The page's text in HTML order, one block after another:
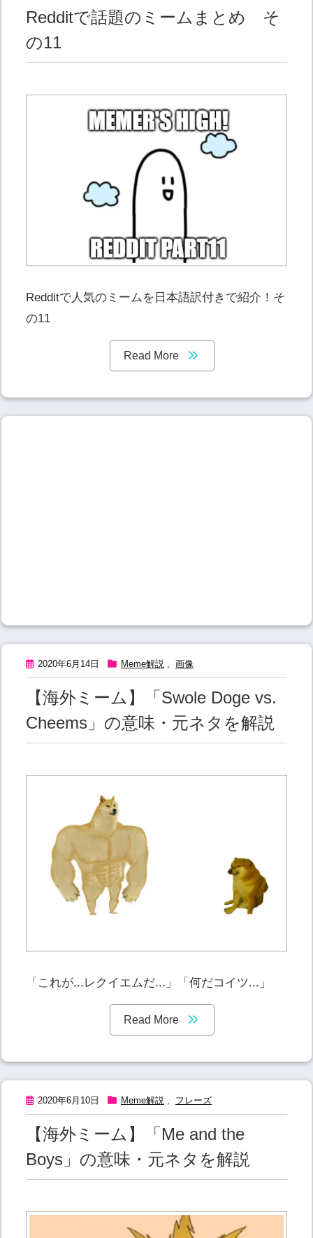
Redditで話題のミームまとめ そ
の11
Redditで人気のミームを日本語訳付きで紹介！そ
の11
Read More
2020年6月14日 Meme解説 画像
【海外ミーム】「Swole Doge vs.
Cheems」の意味・元ネタを解説
「これが...レクイエムだ...」「何だコイツ...」
Read More
2020年6月10日 Meme解説 , フレーズ
【海外ミーム】「Me and the
Boys」の意味・元ネタを解説